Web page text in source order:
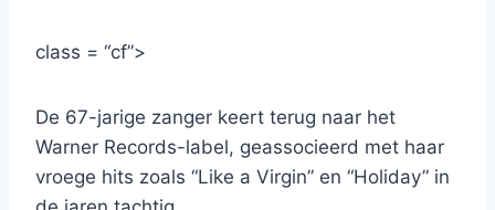
class = “cf”>
De 67-jarige zanger keert terug naar het
Warner Records-label, geassocieerd met haar
vroege hits zoals “Like a Virgin” en “Holiday” in